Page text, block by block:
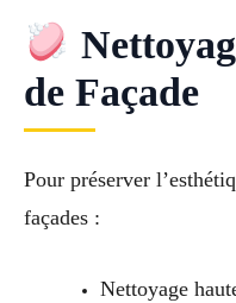
de Façade
Pour préserver
façades :
Nettoyage